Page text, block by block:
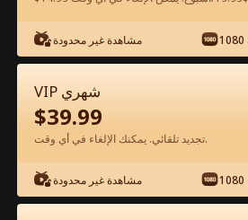
شاهد مجانًا في التطبيق
مشاهدة غير محدودة
VIP شهري
$39.99
تجديد تلقائي. يمكنك الإلغاء في أي وقت.
مشاهدة غير محدودة